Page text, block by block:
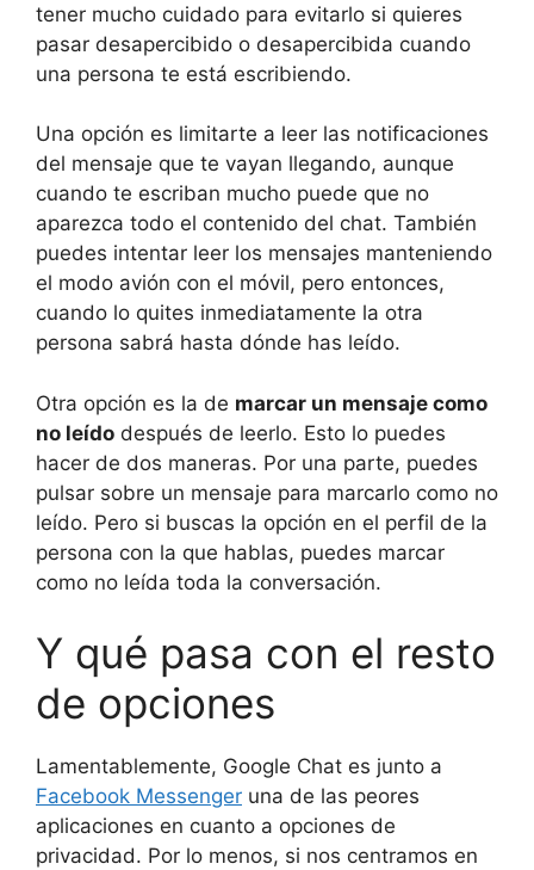
tener mucho cuidado para evitarlo si quieres
pasar desapercibido o desapercibida cuando
una persona te está escribiendo.
Una opción es limitarte a leer las notificaciones
del mensaje que te vayan llegando, aunque
cuando te escriban mucho puede que no
aparezca todo el contenido del chat. También
puedes intentar leer los mensajes manteniendo
el modo avión con el móvil, pero entonces,
cuando lo quites inmediatamente la otra
persona sabrá hasta dónde has leído.
Otra opción es la de marcar un mensaje como
no leído después de leerlo. Esto lo puedes
hacer de dos maneras. Por una parte, puedes
pulsar sobre un mensaje para marcarlo como no
leído. Pero si buscas la opción en el perfil de la
persona con la que hablas, puedes marcar
como no leída toda la conversación.
Y qué pasa con el resto
de opciones
Lamentablemente, Google Chat es junto a
Facebook Messenger una de las peores
aplicaciones en cuanto a opciones de
privacidad. Por lo menos, si nos centramos en